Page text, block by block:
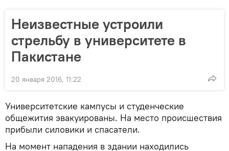
Неизвестные устроили
стрельбу в университете в
Пакистане
20 января 2016, 11:22
Университетские кампусы и студенческие
общежития эвакуированы. На место происшествия
прибыли силовики и спасатели.
На момент нападения в здании находились